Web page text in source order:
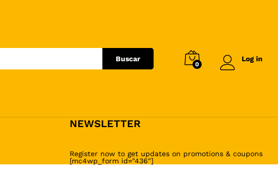
Buscar
0
Log in
NEWSLETTER
Register now to get updates on promotions & coupons
[mc4wp_form id="436"]